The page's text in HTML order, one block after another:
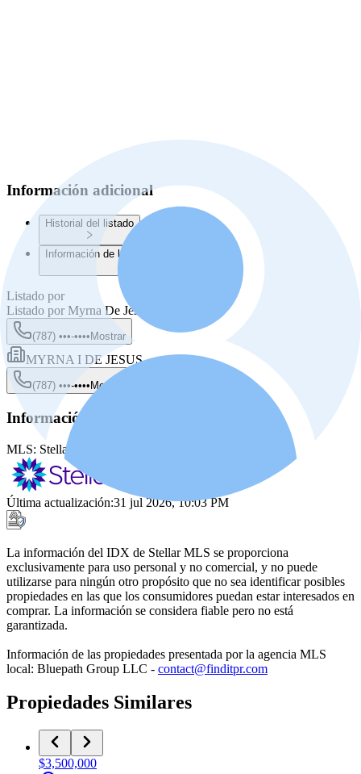
Información adicional
Historial del listado
Información de la Junta de Planificación
Listado por
Listado por Myrna De Jesus
(787) •••-•••• Mostrar
MYRNA I DE JESUS
(787) •••-•••• Mostrar
Información de la fuente
MLS: Stellar MLS
Última actualización:31 jul 2026, 10:03 PM
La información del IDX de Stellar MLS se proporciona
exclusivamente para uso personal y no comercial, y no puede
utilizarse para ningún otro propósito que no sea identificar posibles
propiedades en las que los consumidores puedan estar interesados en
comprar. La información se considera fiable pero no está
garantizada.
Información de las propiedades presentada por la agencia MLS
local: Bluepath Group LLC - contact@finditpr.com
Propiedades Similares
$3,500,000